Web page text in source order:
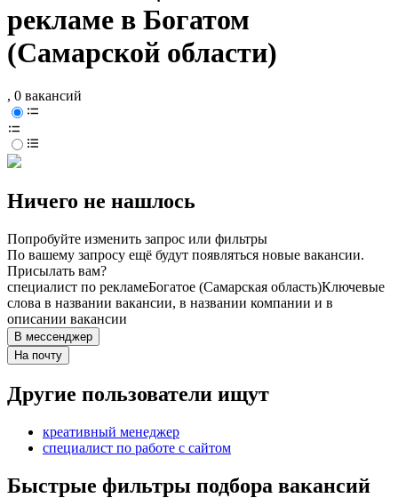
рекламе в Богатом
(Самарской области)
, 0 вакансий
Ничего не нашлось
Попробуйте изменить запрос или фильтры
По вашему запросу ещё будут появляться новые вакансии.
Присылать вам?
специалист по рекламеБогатое (Самарская область)Ключевые
слова в названии вакансии, в названии компании и в
описании вакансии
В мессенджер
На почту
Другие пользователи ищут
креативный менеджер
специалист по работе с сайтом
Быстрые фильтры подбора вакансий